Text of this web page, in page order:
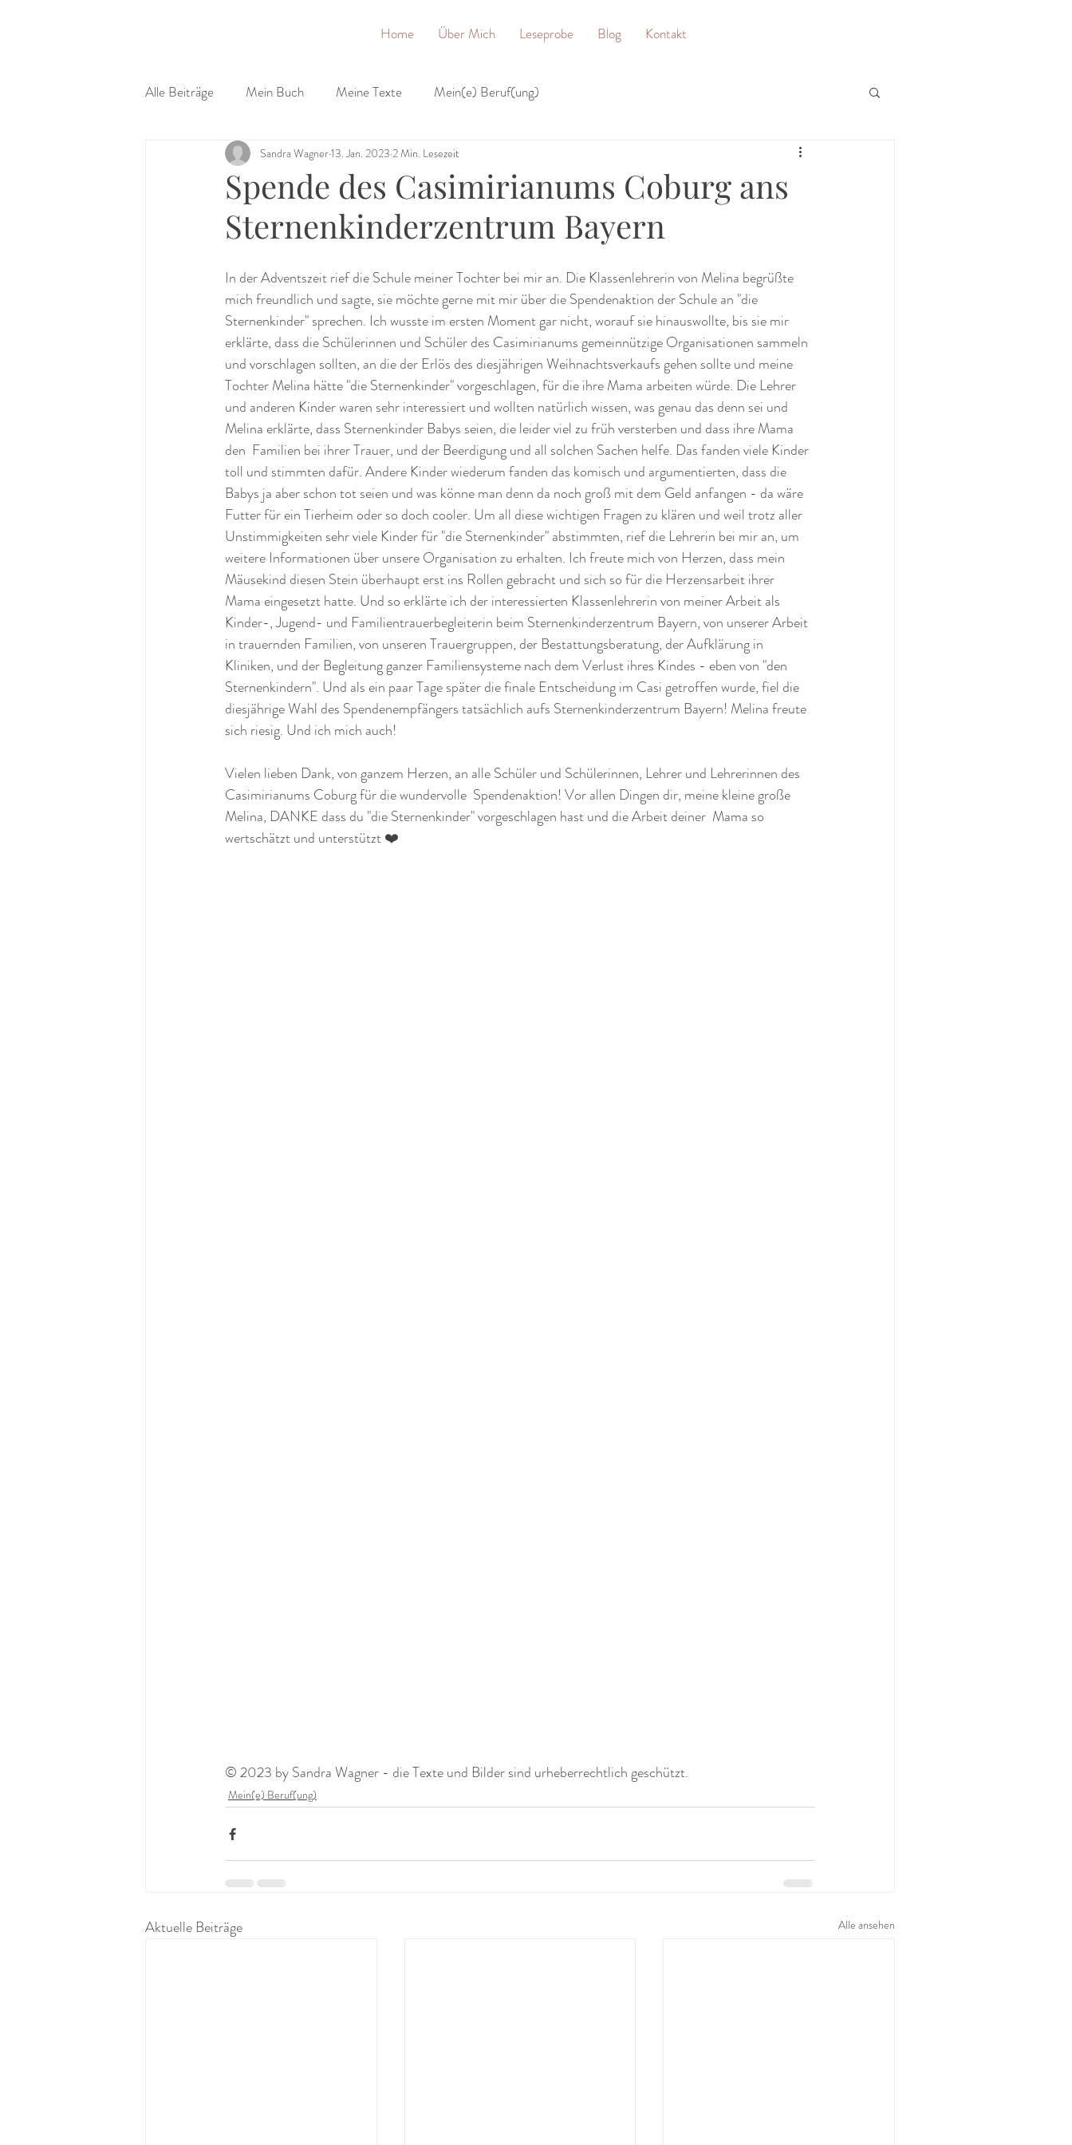
Home Über Mich Leseprobe Blog Kontakt
Alle Beiträge Mein Buch Meine Texte Mein(e) Beruf(ung)
Spende des Casimirianums Coburg ans
Sternenkinderzentrum Bayern
Sandra Wagner13. Jan. 2023 2 Min. Lesezeit
In der Adventszeit rief die Schule meiner Tochter bei mir an. Die Klassenlehrerin von Melina begrüßte
mich freundlich und sagte, sie möchte gerne mit mir über die Spendenaktion der Schule an "die
Sternenkinder" sprechen. Ich wusste im ersten Moment gar nicht, worauf sie hinauswollte, bis sie mir
erklärte, dass die Schülerinnen und Schüler des Casimirianums gemeinnützige Organisationen sammeln
und vorschlagen sollten, an die der Erlös des diesjährigen Weihnachtsverkaufs gehen sollte und meine
Tochter Melina hätte "die Sternenkinder" vorgeschlagen, für die ihre Mama arbeiten würde. Die Lehrer
und anderen Kinder waren sehr interessiert und wollten natürlich wissen, was genau das denn sei und
Melina erklärte, dass Sternenkinder Babys seien, die leider viel zu früh versterben und dass ihre Mama
den  Familien bei ihrer Trauer, und der Beerdigung und all solchen Sachen helfe. Das fanden viele Kinder
toll und stimmten dafür. Andere Kinder wiederum fanden das komisch und argumentierten, dass die
Babys ja aber schon tot seien und was könne man denn da noch groß mit dem Geld anfangen - da wäre
Futter für ein Tierheim oder so doch cooler. Um all diese wichtigen Fragen zu klären und weil trotz aller
Unstimmigkeiten sehr viele Kinder für "die Sternenkinder" abstimmten, rief die Lehrerin bei mir an, um
weitere Informationen über unsere Organisation zu erhalten. Ich freute mich von Herzen, dass mein
Mäusekind diesen Stein überhaupt erst ins Rollen gebracht und sich so für die Herzensarbeit ihrer
Mama eingesetzt hatte. Und so erklärte ich der interessierten Klassenlehrerin von meiner Arbeit als
Kinder-, Jugend- und Familientrauerbegleiterin beim Sternenkinderzentrum Bayern, von unserer Arbeit
in trauernden Familien, von unseren Trauergruppen, der Bestattungsberatung, der Aufklärung in
Kliniken, und der Begleitung ganzer Familiensysteme nach dem Verlust ihres Kindes - eben von "den
Sternenkindern". Und als ein paar Tage später die finale Entscheidung im Casi getroffen wurde, fiel die
diesjährige Wahl des Spendenempfängers tatsächlich aufs Sternenkinderzentrum Bayern! Melina freute
sich riesig. Und ich mich auch!
Vielen lieben Dank, von ganzem Herzen, an alle Schüler und Schülerinnen, Lehrer und Lehrerinnen des
Casimirianums Coburg für die wundervolle  Spendenaktion! Vor allen Dingen dir, meine kleine große
Melina, DANKE dass du "die Sternenkinder" vorgeschlagen hast und die Arbeit deiner  Mama so
wertschätzt und unterstützt ❤️
© 2023 by Sandra Wagner - die Texte und Bilder sind urheberrechtlich geschützt.
Mein(e) Beruf(ung)
Aktuelle Beiträge Alle ansehen